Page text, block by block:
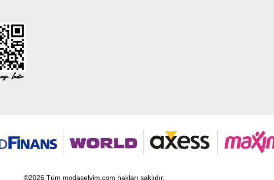
©2026 Tüm modaselvim.com hakları saklıdır.